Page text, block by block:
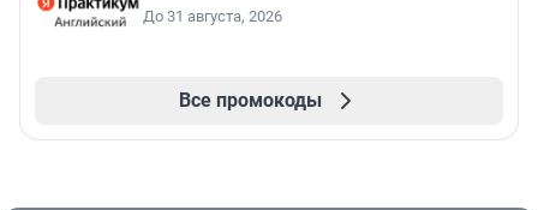
До 31 августа, 2026
Все промокоды